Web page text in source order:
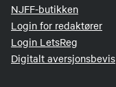
NJFF-butikken
Login for redaktører
Login LetsReg
Digitalt aversjonsbevis